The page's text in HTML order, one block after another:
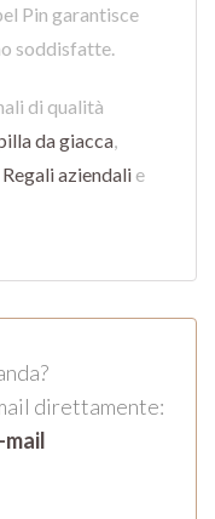
Pin garantisce
soddisfatte.
di qualità
da giacca
Regali aziendali e
direttamente: